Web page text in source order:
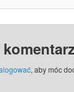
, aby móc